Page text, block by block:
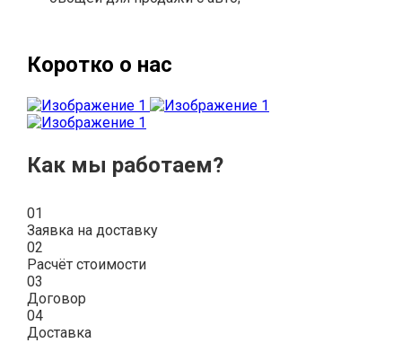
Коротко о нас
Как мы работаем?
01
Заявка на доставку
02
Расчёт стоимости
03
Договор
04
Доставка